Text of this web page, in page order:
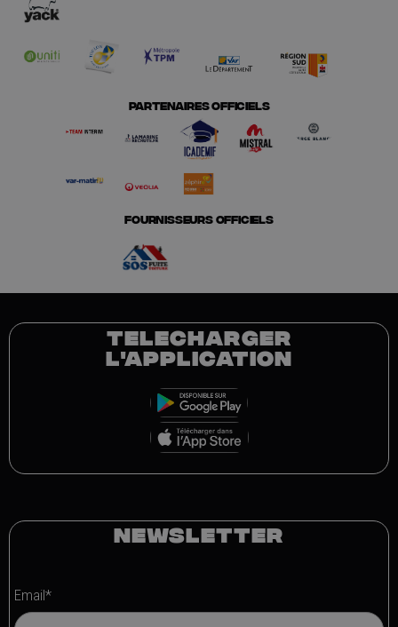
PARTENAIRES OFFICIELS
FOURNISSEURS OFFICIELS
TELECHARGER
L'APPLICATION
NEWSLETTER
Email*